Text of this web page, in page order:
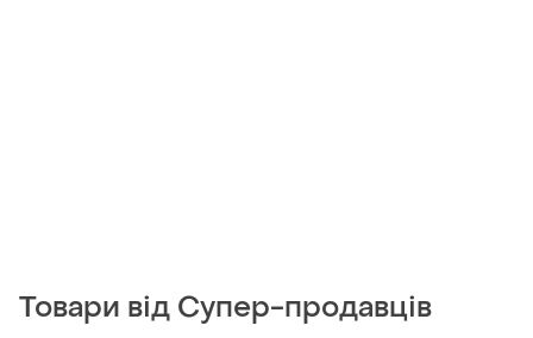
Товари від Супер-продавців